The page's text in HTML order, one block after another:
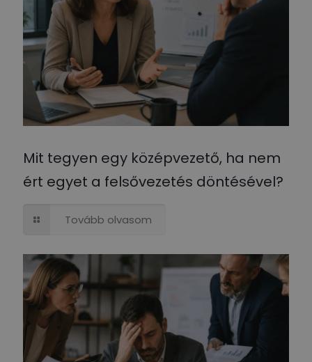
Mit tegyen egy középvezető, ha nem
ért egyet a felsővezetés döntésével?
Tovább olvasom